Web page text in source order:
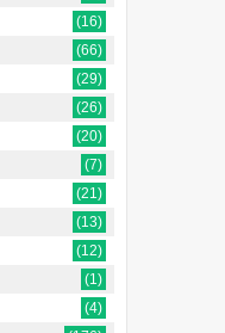
(16)
(66)
(29)
(26)
(20)
(7)
(21)
(13)
(12)
(1)
(4)